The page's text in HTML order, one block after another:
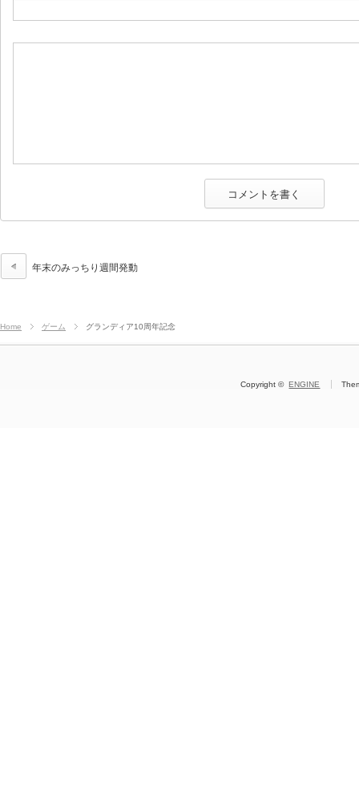
年末のみっちり週間発動
Home ゲーム グランディア10周年記念
Copyright ©ENGINE